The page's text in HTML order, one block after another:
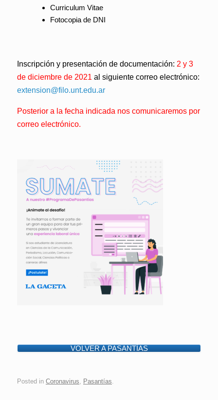
Curriculum Vitae
Fotocopia de DNI
Inscripción y presentación de documentación: 2 y 3
de diciembre de 2021 al siguiente correo electrónico:
extension@filo.unt.edu.ar
Posterior a la fecha indicada nos comunicaremos por
correo electrónico.
VOLVER A PASANTÍAS
Posted in Coronavirus Pasantías